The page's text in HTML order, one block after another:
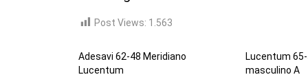
Post Views: 1.563
Adesavi 62-48 Meridiano
Lucentum
Lucentum
masculino A